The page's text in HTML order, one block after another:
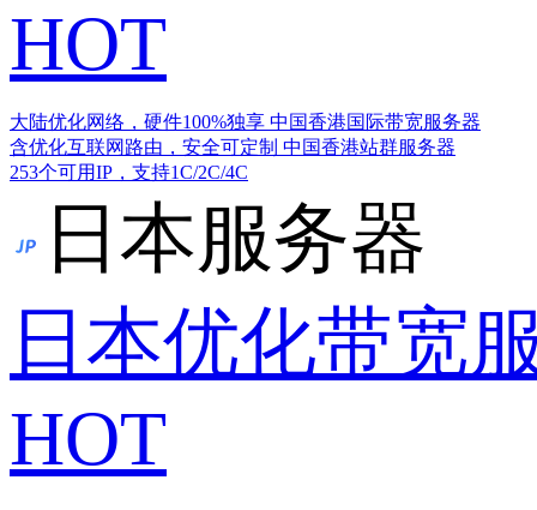
HOT
大陆优化网络，硬件100%独享 中国香港国际带宽服务器
含优化互联网路由，安全可定制 中国香港站群服务器
253个可用IP，支持1C/2C/4C
日本服务器
日本优化带宽
HOT